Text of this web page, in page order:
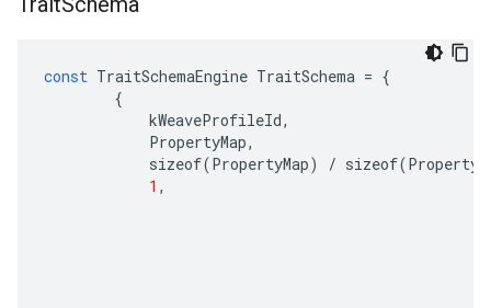
const TraitSchemaEngine TraitSchema = {
{
kWeaveProfileId,
PropertyMap,
sizeof(PropertyMap) / sizeof(
1 ,